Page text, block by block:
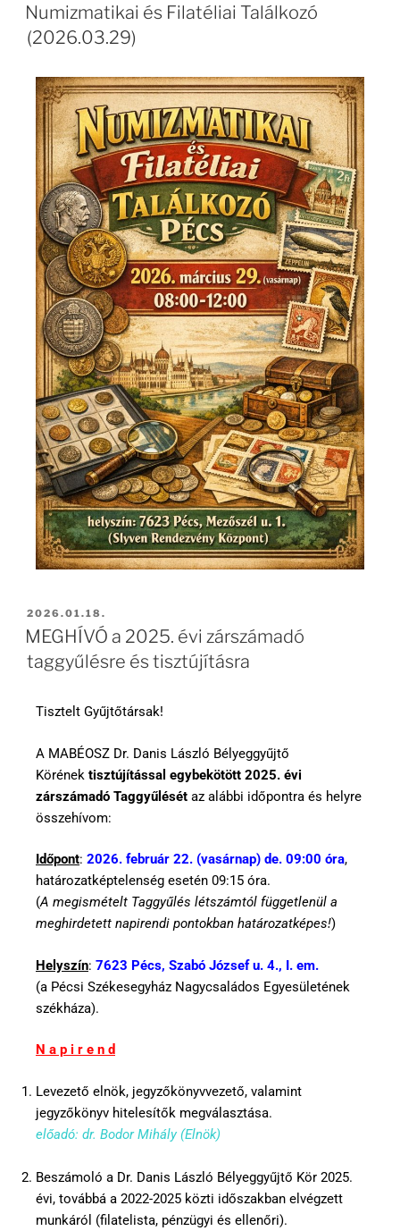
Numizmatikai és Filatéliai Találkozó
(2026.03.29)
2026.01.18.
MEGHÍVÓ a 2025. évi zárszámadó
taggyűlésre és tisztújításra
Tisztelt Gyűjtőtársak!
A MABÉOSZ Dr. Danis László Bélyeggyűjtő
Körének tisztújítással egybekötött 2025. évi
zárszámadó Taggyűlését az alábbi időpontra és helyre
összehívom:
Időpont: 2026. február 22. (vasárnap) de. 09:00 óra,
határozatképtelenség esetén 09:15 óra.
(A megismételt Taggyűlés létszámtól függetlenül a
meghirdetett napirendi pontokban határozatképes!)
Helyszín: 7623 Pécs, Szabó József u. 4., I. em.
(a Pécsi Székesegyház Nagycsaládos Egyesületének
székháza).
N a p i r e n d
Levezető elnök, jegyzőkönyvvezető, valamint
jegyzőkönyv hitelesítők megválasztása.
előadó: dr. Bodor Mihály (Elnök)
Beszámoló a Dr. Danis László Bélyeggyűjtő Kör 2025.
évi, továbbá a 2022-2025 közti időszakban elvégzett
munkáról (filatelista, pénzügyi és ellenőri).